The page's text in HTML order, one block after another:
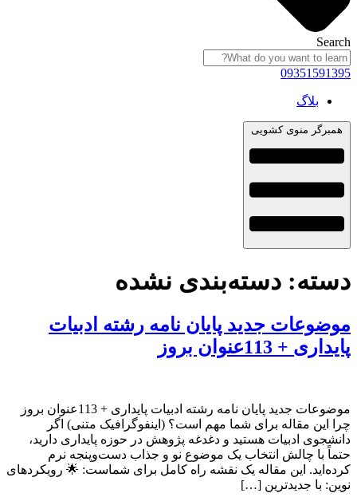
Search
09351591395
بلاگ
همبرگر منوی کشویی
دسته: دسته‌بندی نشده
موضوعات جدید پایان نامه رشته ادبیات
پایداری + 113عنوان بروز
موضوعات جدید پایان نامه رشته ادبیات پایداری + 113عنوان بروز
چرا این مقاله برای شما مهم است؟ (اینفوگرافیک متنی) اگر
دانشجوی ادبیات هستید و دغدغه پژوهش در حوزه پایداری دارید،
حتماً با چالش انتخاب یک موضوع نو و جذاب دست‌و‌پنجه نرم
کرده‌اید. این مقاله یک نقشه راه کامل برای شماست: 🌟 رویکردهای
نوین: با جدیدترین […]